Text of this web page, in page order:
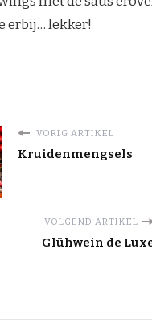
erbij… lekker!
VORIG ARTIKEL
Kruidenmengsels
VOLGEND ARTIKEL
Glühwein de